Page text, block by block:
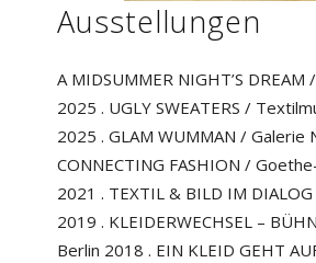
Ausstellungen
A MIDSUMMER NIGHT’S
2025 . UGLY SWEATERS /
2025 . GLAM WUMMAN / Galerie
CONNECTING FASHION /
2021 . TEXTIL & BILD IM
2019 . KLEIDERWECHSEL –
Berlin 2018 . EIN KLEID GEHT